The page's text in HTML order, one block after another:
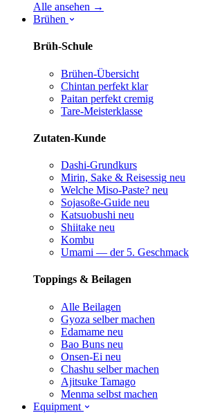
Alle ansehen →
Brühen
Brüh-Schule
Brühen-Übersicht
Chintan perfekt klar
Paitan perfekt cremig
Tare-Meisterklasse
Zutaten-Kunde
Dashi-Grundkurs
Mirin, Sake & Reisessig neu
Welche Miso-Paste? neu
Sojasoße-Guide neu
Katsuobushi neu
Shiitake neu
Kombu
Umami — der 5. Geschmack
Toppings & Beilagen
Alle Beilagen
Gyoza selber machen
Edamame neu
Bao Buns neu
Onsen-Ei neu
Chashu selber machen
Ajitsuke Tamago
Menma selbst machen
Equipment